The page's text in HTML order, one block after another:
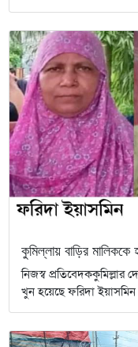
কুমিল্লায় বাড়ির
নিজস্ব প্রতিবেদককুমিল্লার
খুন হয়েছে ফরিদা